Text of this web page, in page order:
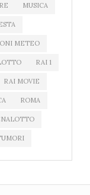
MUSICA
METEO
RAI 1
RAI MOVIE
ROMA